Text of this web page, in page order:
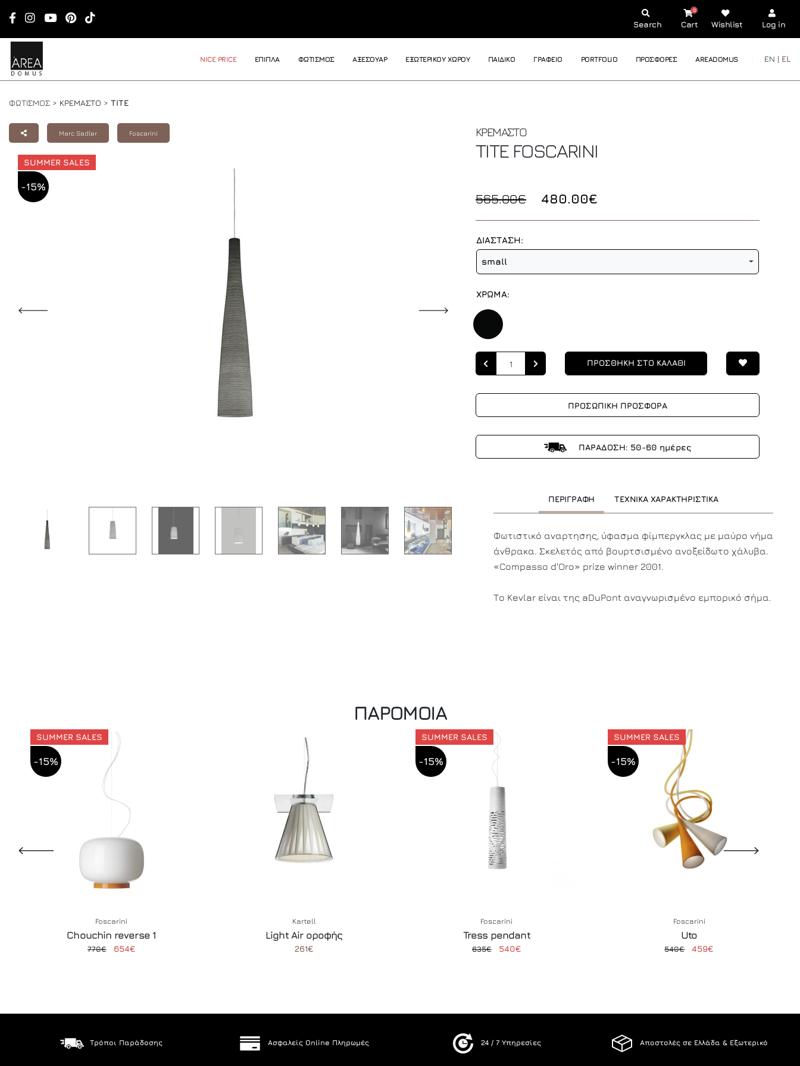
Search Cart
0
Wishlist Log in
NICE PRICE ΕΠΙΠΛΑ ΦΩΤΙΣΜΟΣ ΑΞΕΣΟΥΑΡ ΕΞΩΤΕΡΙΚΟΥ ΧΩΡΟΥ ΠΑΙΔΙΚΟ ΓΡΑΦΕΙΟ PORTFOLIO ΠΡΟΣΦΟΡΕΣ AREADOMUS EN | EL
ΦΩΤΙΣΜΟΣ > ΚΡΕΜΑΣΤΟ > TITE
Marc Sadler Foscarini
SUMMER SALES
-15%
ΚΡΕΜΑΣΤΟ
TITE FOSCARINI
565.00€ 480.00€
ΔΙΑΣΤΑΣΗ:
small
ΧΡΩΜΑ:
ΠΡΟΣΘΗΚΗ ΣΤΟ ΚΑΛΑΘΙ
ΠΡΟΣΩΠΙΚΗ ΠΡΟΣΦΟΡΑ
ΠΑΡΑΔΟΣΗ: 50-60 ημέρες
ΠΕΡΙΓΡΑΦΗ ΤΕΧΝΙΚΑ ΧΑΡΑΚΤΗΡΙΣΤΙΚΑ
Φωτιστικό αναρτησης, ύφασμα φίμπεργκλας με μαύρο νήμα
άνθρακα. Σκελετός από βουρτσισμένο ανοξείδωτο χάλυβα.
«Compasso d'Oro» prize winner 2001.
Το Kevlar είναι της aDuPont αναγνωρισμένο εμπορικό σήμα.
ΠΑΡΟΜΟΙΑ
SUMMER SALES
-15%
Foscarini
Chouchin reverse 1
770€ 654€
Kartell
Light Air οροφής
261€
SUMMER SALES
-15%
Foscarini
Tress pendant
635€ 540€
SUMMER SALES
-15%
Foscarini
Uto
540€ 459€
Τρόποι Παράδοσης Ασφαλείς Online Πληρωμές 24 / 7 Υπηρεσίες Αποστολές σε Ελλάδα & Εξωτερικό